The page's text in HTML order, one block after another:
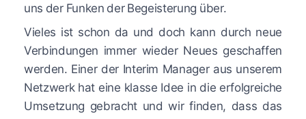
uns der Funken der Begeisterung über.
Vieles ist schon da und doch kann durch neue
Verbindungen immer wieder Neues geschaffen
werden. Einer der Interim Manager aus unserem
Netzwerk hat eine klasse Idee in die erfolgreiche
Umsetzung gebracht und wir finden, dass das